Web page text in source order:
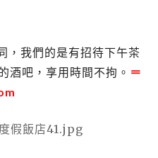
，我們的是有招待下午茶
酒吧，享用時間不拘。 ＝